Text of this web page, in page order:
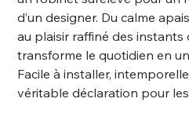
d’un designer. Du calme
au plaisir raffiné des instants
transforme le quotidien en
Facile à installer,
véritable déclaration pour